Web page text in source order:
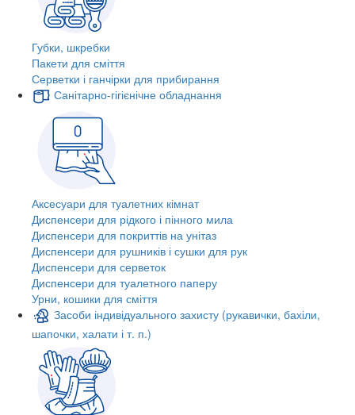
Губки, шкребки
Пакети для сміття
Серветки і ганчірки для прибирання
Санітарно-гігієнічне обладнання
Аксесуари для туалетних кімнат
Диспенсери для рідкого і пінного мила
Диспенсери для покриттів на унітаз
Диспенсери для рушників і сушки для рук
Диспенсери для серветок
Диспенсери для туалетного паперу
Урни, кошики для сміття
Засоби індивідуального захисту (рукавички, бахіли,
шапочки, халати і т. п.)